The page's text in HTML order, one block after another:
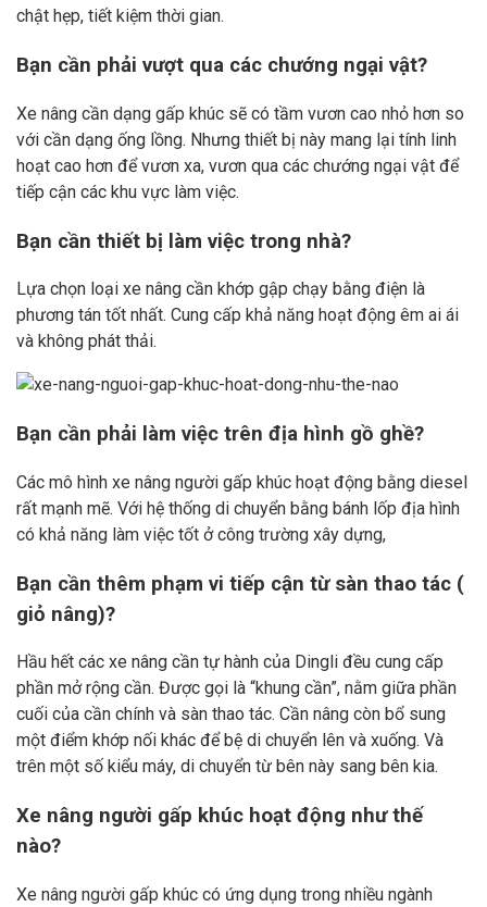
chật hẹp, tiết kiệm thời gian.
Bạn cần phải vượt qua các chướng ngại vật?
Xe nâng cần dạng gấp khúc sẽ có tầm vươn cao nhỏ hơn so
với cần dạng ống lồng. Nhưng thiết bị này mang lại tính linh
hoạt cao hơn để vươn xa, vươn qua các chướng ngại vật để
tiếp cận các khu vực làm việc.
Bạn cần thiết bị làm việc trong nhà?
Lựa chọn loại xe nâng cần khớp gập chạy bằng điện là
phương tán tốt nhất. Cung cấp khả năng hoạt động êm ai ái
và không phát thải.
Bạn cần phải làm việc trên địa hình gồ ghề?
Các mô hình xe nâng người gấp khúc hoạt động bằng diesel
rất mạnh mẽ. Với hệ thống di chuyển bằng bánh lốp địa hình
có khả năng làm việc tốt ở công trường xây dựng,
Bạn cần thêm phạm vi tiếp cận từ sàn thao tác (
giỏ nâng)?
Hầu hết các xe nâng cần tự hành của Dingli đều cung cấp
phần mở rộng cần. Được gọi là “khung cần”, nằm giữa phần
cuối của cần chính và sàn thao tác. Cần nâng còn bổ sung
một điểm khớp nối khác để bệ di chuyển lên và xuống. Và
trên một số kiểu máy, di chuyển từ bên này sang bên kia.
Xe nâng người gấp khúc hoạt động như thế
nào?
Xe nâng người gấp khúc có ứng dụng trong nhiều ngành